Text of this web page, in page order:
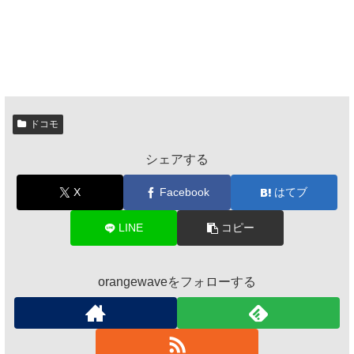
ドコモ
シェアする
X Facebook はてブ
LINE コピー
orangewaveをフォローする